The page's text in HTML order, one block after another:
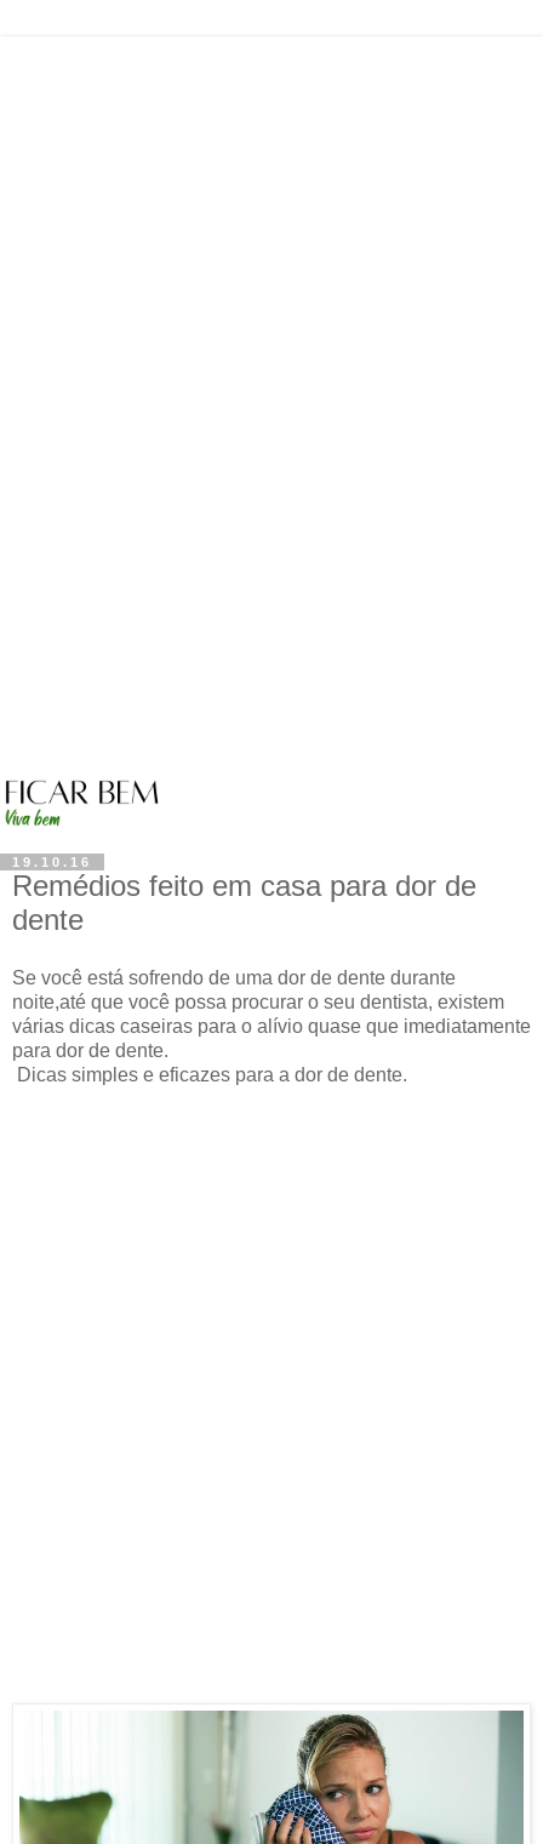
19.10.16
Remédios feito em casa para dor de
dente
Se você está sofrendo de uma dor de dente durante
noite,até que você possa procurar o seu dentista, existem
várias dicas caseiras para o alívio quase que imediatamente
para dor de dente.
Dicas simples e eficazes para a dor de dente.